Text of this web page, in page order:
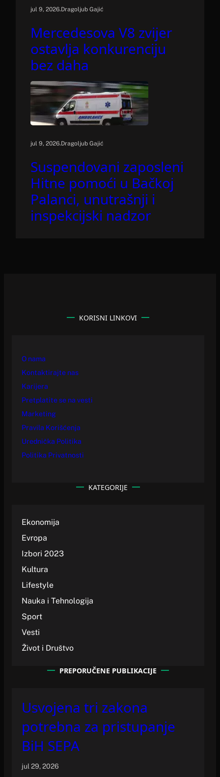
jul 9, 2026.Dragoljub Gajić
Mercedesova V8 zvijer
ostavlja konkurenciju
bez daha
jul 9, 2026.Dragoljub Gajić
Suspendovani zaposleni
Hitne pomoći u Bačkoj
Palanci, unutrašnji i
inspekcijski nadzor
KORISNI LINKOVI
O nama
Kontaktirajte nas
Karijera
Pretplatite se na vesti
Marketing
Pravila Korišćenja
Urednička Politika
Politika Privatnosti
KATEGORIJE
Ekonomija
Evropa
Izbori 2023
Kultura
Lifestyle
Nauka i Tehnologija
Sport
Vesti
Život i Društvo
PREPORUČENE PUBLIKACIJE
Usvojena tri zakona
potrebna za pristupanje
BiH SEPA
jul 29, 2026